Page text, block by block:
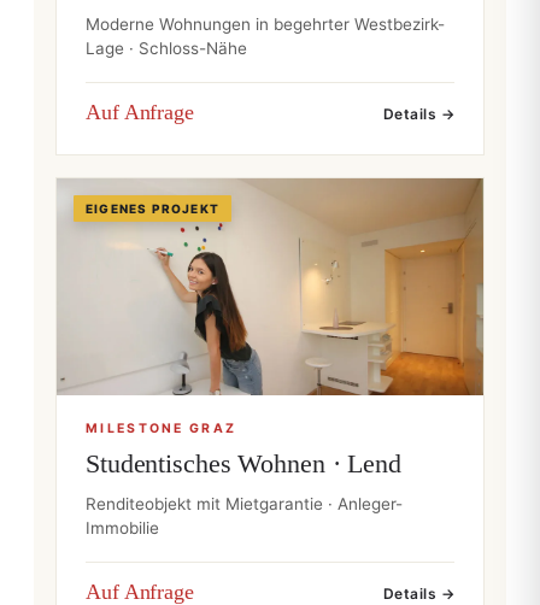
Moderne Wohnungen in begehrter Westbezirk-
Lage · Schloss-Nähe
Auf Anfrage Details →
EIGENES PROJEKT
MILESTONE GRAZ
Studentisches Wohnen · Lend
Renditeobjekt mit Mietgarantie · Anleger-
Immobilie
Auf Anfrage Details →